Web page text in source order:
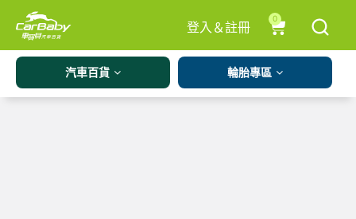
登入＆註冊
0
汽車百貨 輪胎專區